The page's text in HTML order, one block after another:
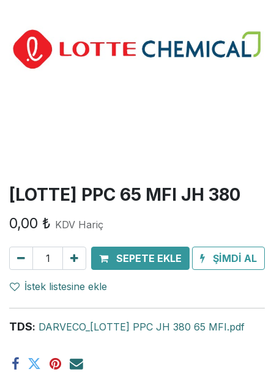
[LOTTE] PPC 65 MFI JH 380
0,00 ₺ KDV Hariç
SEPETE EKLE ŞİMDİ AL
İstek listesine ekle
TDS: DARVECO_[LOTTE] PPC JH 380 65 MFI.pdf